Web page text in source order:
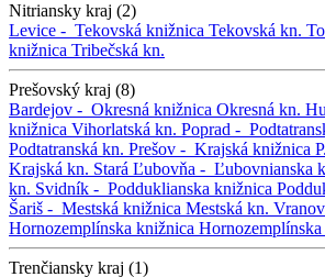
Nitriansky kraj (2)
Levice - Tekovská knižnica Tekovská kn.
knižnica Tribečská kn.
Prešovský kraj (8)
Bardejov - Okresná knižnica Okresná kn.
knižnica Vihorlatská kn. Poprad -
Podtatranská kn. Prešov - Krajská knižnica
Krajská kn. Stará Ľubovňa - Ľubovnianska
kn. Svidník - Podduklianska knižnica
Šariš - Mestská knižnica Mestská kn.
Hornozemplínska knižnica Hornozemplínska
Trenčiansky kraj (1)